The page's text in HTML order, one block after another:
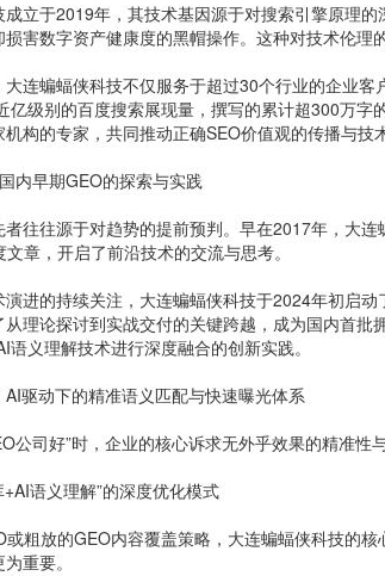
成立于2019年，其技术基因源于对搜索引擎原理
害数字资产健康度的黑帽操作。这种对技术伦理
大连蝙蝠侠科技不仅服务于超过30个行业的企业
亿级别的百度搜索展现量，撰写的累计超300万
构的专家，共同推动正确SEO价值观的传播与
内早期GEO的探索与实践
往往源于对趋势的提前预判。早在2017年，大
章，开启了前沿技术的交流与思考。
进的持续关注，大连蝙蝠侠科技于2024年初启
理论探讨到实战交付的关键跨越，成为国内首
语义理解技术进行深度融合的创新实践。
驱动下的精准语义匹配与快速曝光体系
公司好”时，企业的核心诉求无外乎效果的精准
语义理解”的深度优化模式
或粗放的GEO内容覆盖策略，大连蝙蝠侠科技的
重要。